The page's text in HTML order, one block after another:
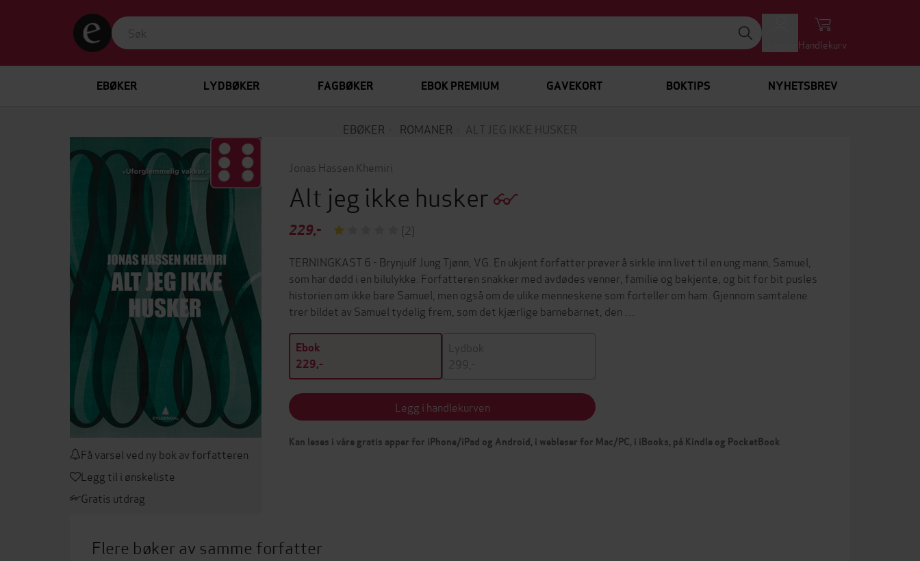
Handlekurv
EBØKER LYDBØKER FAGBØKER EBOK PREMIUM GAVEKORT BOKTIPS NYHETSBREV
EBØKER ROMANER ALT JEG IKKE HUSKER
Få varsel ved ny bok av forfatteren
Legg til i ønskeliste
Gratis utdrag
Jonas Hassen Khemiri
Alt jeg ikke husker
229,-
(2)
TERNINGKAST 6 - Brynjulf Jung Tjønn, VG. En ukjent forfatter prøver å sirkle inn livet til en ung mann, Samuel,
som har dødd i en bilulykke. Forfatteren snakker med avdødes venner, familie og bekjente, og bit for bit pusles
historien om ikke bare Samuel, men også om de ulike menneskene som forteller om ham. Gjennom samtalene
trer bildet av Samuel tydelig frem, som det kjærlige barnebarnet, den …
Ebok
229,-
Lydbok
299,-
Legg i handlekurven
Kan leses i våre gratis apper for iPhone/iPad og Android, i webleser for Mac/PC, i iBooks, på Kindle og PocketBook
Flere bøker av samme forfatter